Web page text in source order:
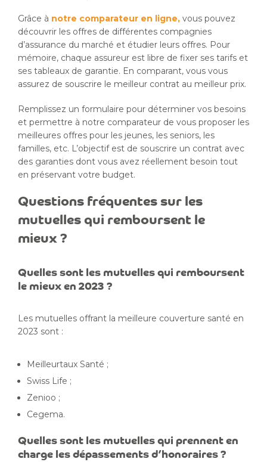
Grâce à notre comparateur en ligne, vous pouvez
découvrir les offres de différentes compagnies
d’assurance du marché et étudier leurs offres. Pour
mémoire, chaque assureur est libre de fixer ses tarifs et
ses tableaux de garantie. En comparant, vous vous
assurez de souscrire le meilleur contrat au meilleur prix.
Remplissez un formulaire pour déterminer vos besoins
et permettre à notre comparateur de vous proposer les
meilleures offres pour les jeunes, les seniors, les
familles, etc. L’objectif est de souscrire un contrat avec
des garanties dont vous avez réellement besoin tout
en préservant votre budget.
Questions fréquentes sur les
mutuelles qui remboursent le
mieux ?
Quelles sont les mutuelles qui remboursent
le mieux en 2023 ?
Les mutuelles offrant la meilleure couverture santé en
2023 sont :
Meilleurtaux Santé ;
Swiss Life ;
Zenioo ;
Cegema.
Quelles sont les mutuelles qui prennent en
charge les dépassements d’honoraires ?